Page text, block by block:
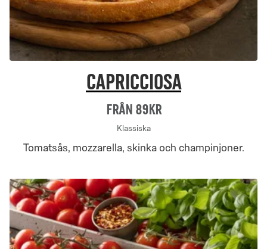
Capricciosa
Från 89Kr
Klassiska
Tomatsås, mozzarella, skinka och champinjoner.